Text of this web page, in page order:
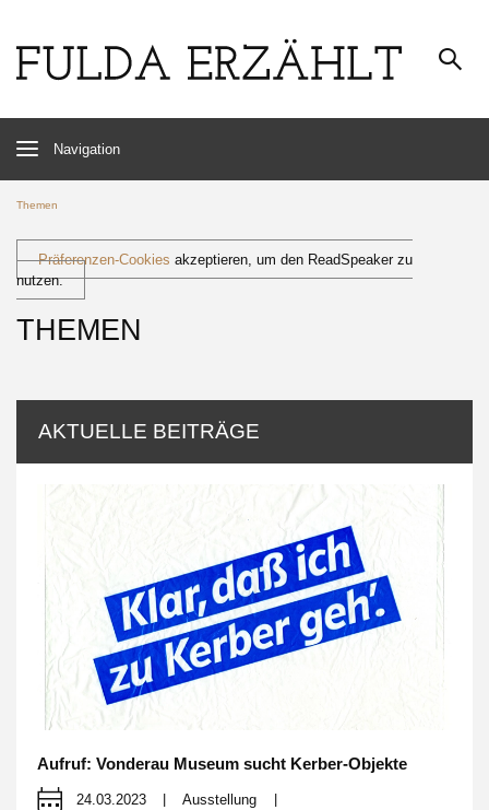
Navigation
Themen
Präferenzen-Cookies akzeptieren, um den ReadSpeaker zu
nutzen.
THEMEN
AKTUELLE BEITRÄGE
Aufruf: Vonderau Museum sucht Kerber-Objekte
24.03.2023 Ausstellung